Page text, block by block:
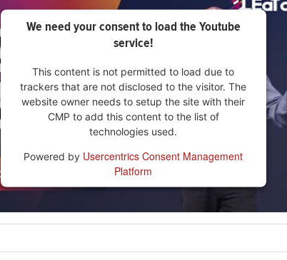
We need your consent to load the Youtube
service!
This content is not permitted to load due to
trackers that are not disclosed to the visitor. The
website owner needs to setup the site with their
CMP to add this content to the list of
technologies used.
Powered by Usercentrics Consent Management
Platform